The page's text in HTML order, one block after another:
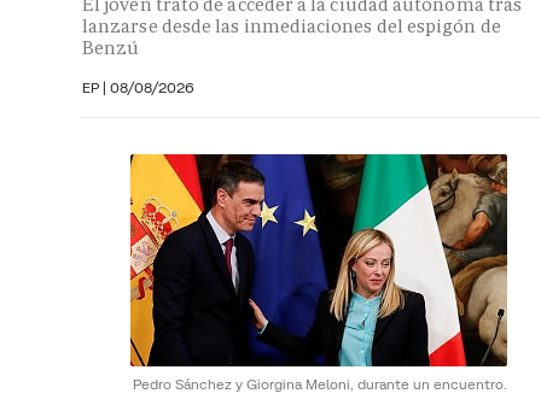
lanzarse desde las inmediaciones del espigón de
Benzú
EP | 08/08/2026
Pedro Sánchez y Giorgina Meloni, durante un encuentro.